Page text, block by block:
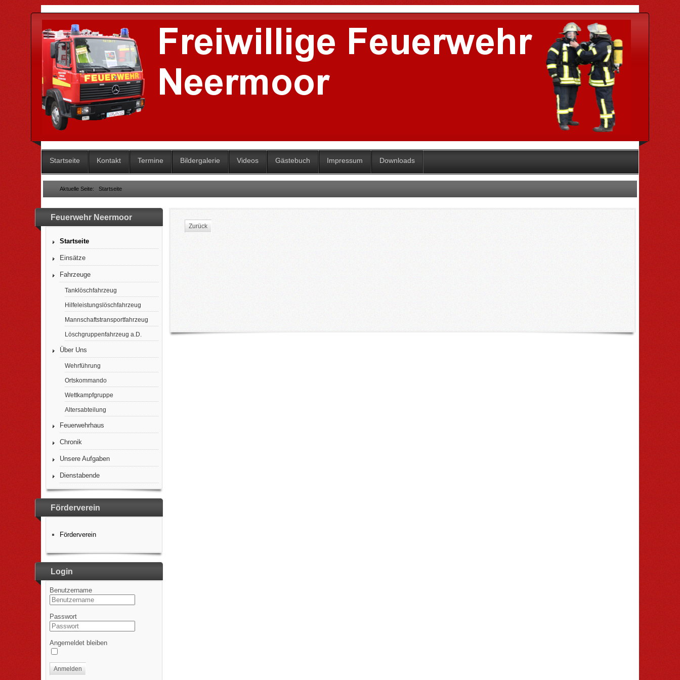
Startseite Kontakt Termine Bildergalerie Videos Gästebuch Impressum Downloads
Aktuelle Seite:Startseite
Feuerwehr Neermoor
Startseite
Einsätze
Fahrzeuge
Tanklöschfahrzeug
Hilfeleistungslöschfahrzeug
Mannschaftstransportfahrzeug
Löschgruppenfahrzeug a.D.
Über Uns
Wehrführung
Ortskommando
Wettkampfgruppe
Altersabteilung
Feuerwehrhaus
Chronik
Unsere Aufgaben
Dienstabende
Förderverein
Förderverein
Login
Benutzername
Passwort
Angemeldet bleiben
Anmelden